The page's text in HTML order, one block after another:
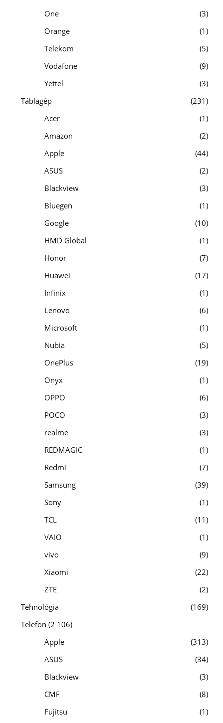
One
3
Orange
1
Telekom
5
Vodafone
9
Yettel
3
Táblagép
231
Acer
1
Amazon
2
Apple
44
ASUS
2
Blackview
3
Bluegen
1
Google
10
HMD Global
1
Honor
7
Huawei
17
Infinix
1
Lenovo
6
Microsoft
1
Nubia
5
OnePlus
19
Onyx
1
OPPO
6
POCO
3
realme
3
REDMAGIC
1
Redmi
7
Samsung
39
Sony
1
TCL
11
VAIO
1
vivo
9
Xiaomi
22
ZTE
2
Tehnológia
169
Telefon (2 106)
Apple
313
ASUS
34
Blackview
3
CMF
8
Fujitsu
1